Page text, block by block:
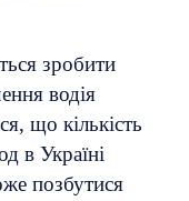
зробити
водія
що кількість
в Україні
позбутися